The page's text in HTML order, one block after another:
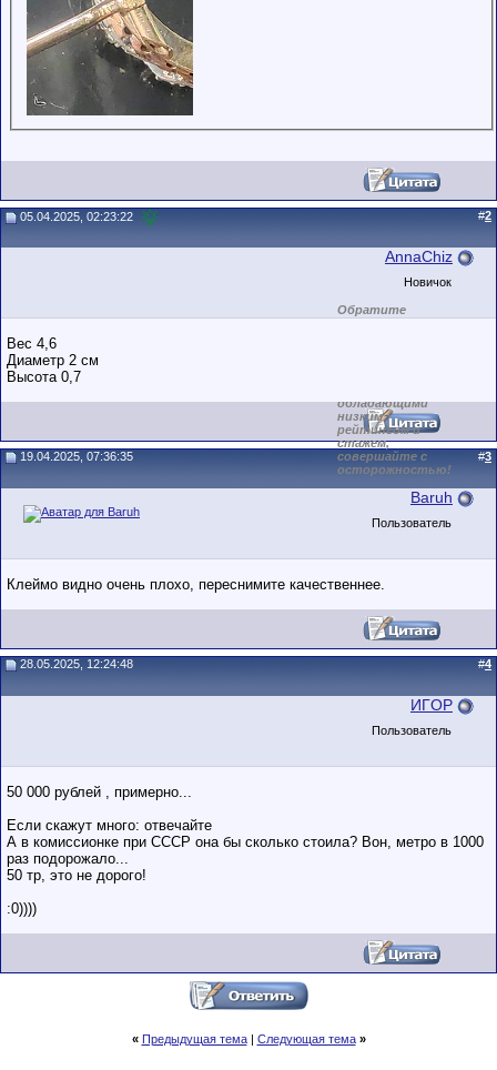
05.04.2025, 02:23:22 #2
AnnaChiz
Новичок
Обратите
внимание на
обладающими
низким
рейтингом и
стажем,
совершайте с
осторожностью!
Вес 4,6
Диаметр 2 см
Высота 0,7
19.04.2025, 07:36:35 #3
Baruh
Пользователь
Клеймо видно очень плохо, переснимите качественнее.
28.05.2025, 12:24:48 #4
ИГOР
Пользователь
50 000 рублей , примерно...
Если скажут много: отвечайте
А в комиссионке при СССР она бы сколько стоила? Вон, метро в 1000
раз подорожало...
50 тр, это не дорого!
:0))))
« Предыдущая тема| Следующая тема »